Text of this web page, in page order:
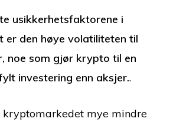
usikkerhetsfaktorene i
er den høye volatiliteten til
noe som gjør krypto til en
investering enn aksjer..
kryptomarkedet mye mindre